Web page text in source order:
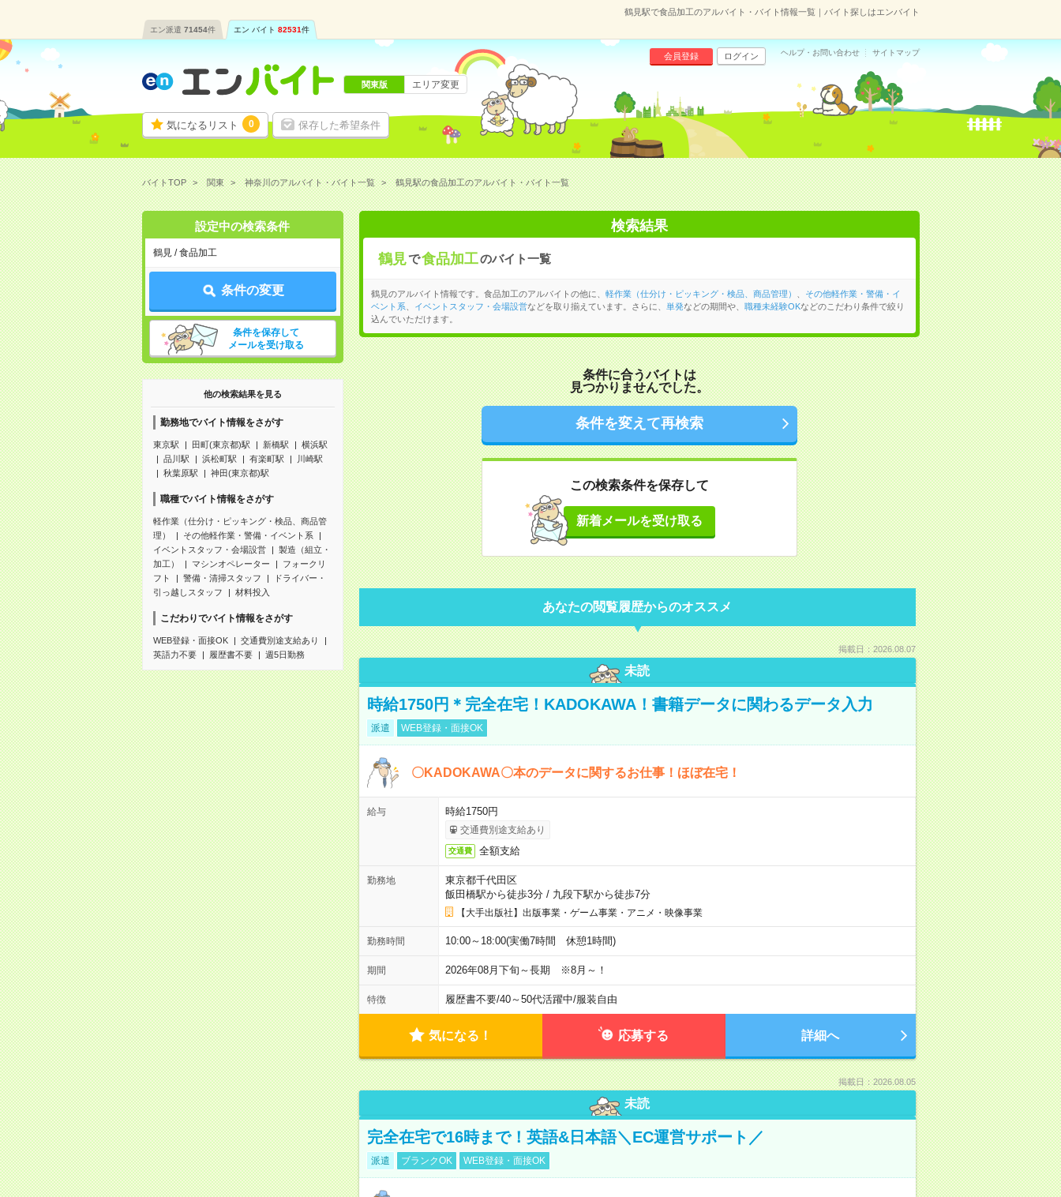
鶴見駅で食品加工のアルバイト・バイト情報一覧｜バイト探しはエンバイト
エン派遣 71454件 エン バイト 82531件
気になるリスト 0 保存した希望条件
会員登録 ログイン ヘルプ・お問い合わせ サイトマップ
関東版 エリア変更
バイトTOP 関東 神奈川のアルバイト・バイト一覧 鶴見駅の食品加工のアルバイト・バイト一覧
設定中の検索条件
鶴見 / 食品加工
条件の変更
条件を保存して
メールを受け取る
他の検索結果を見る
勤務地でバイト情報をさがす
東京駅 田町(東京都)駅 新橋駅
横浜駅
品川駅
浜松町駅 有楽町駅
川崎駅
秋葉原駅
神田(東京都)駅
職種でバイト情報をさがす
軽作業（仕分け・ピッキング・検品、商品管
理）
その他軽作業・警備・イベント系
イベントスタッフ・会場設営
製造（組立・
加工）
マシンオペレーター
フォークリ
フト
警備・清掃スタッフ
ドライバー・
引っ越しスタッフ
材料投入
こだわりでバイト情報をさがす
WEB登録・面接OK
交通費別途支給あり
英語力不要
履歴書不要 週5日勤務
検索結果
鶴見で食品加工のバイト一覧
鶴見のアルバイト情報です。食品加工のアルバイトの他に、 軽作業（仕分け・ピッキング・検品、商品管理）
その他軽作業・警備・イ
ベント系
イベントスタッフ・会場設営などを取り揃えています。さらに、 単発などの期間や、 職種未経験OKなどのこだわり条件で絞り
込んでいただけます。
条件に合うバイトは
見つかりませんでした。
条件を変えて再検索
この検索条件を保存して
新着メールを受け取る
あなたの閲覧履歴からのオススメ
掲載日：2026.08.07
未読
時給1750円＊完全在宅！KADOKAWA！書籍データに関わるデータ入力
派遣 WEB登録・面接OK
〇KADOKAWA〇本のデータに関するお仕事！ほぼ在宅！
給与 時給1750円
交通費別途支給あり
交通費 全額支給
勤務地
東京都千代田区
飯田橋駅から徒歩3分/ 九段下駅から徒歩7分
【大手出版社】出版事業・ゲーム事業・アニメ・映像事業
勤務時間 10:00～18:00(実働7時間 休憩1時間)
期間 2026年08月下旬～長期 ※8月～！
特徴 履歴書不要/40～50代活躍中/服装自由
気になる！ 応募する 詳細へ
掲載日：2026.08.05
未読
完全在宅で16時まで！英語&日本語＼EC運営サポート／
派遣 ブランクOK WEB登録・面接OK